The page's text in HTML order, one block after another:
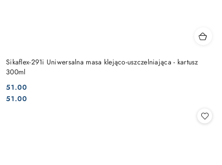
Sikaflex-291i Uniwersalna masa klejąco-uszczelniająca - kartusz
300ml
Cena:
51.00
Cena:
51.00